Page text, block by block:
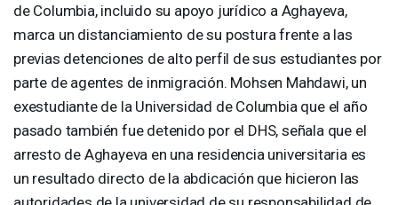
de Columbia, incluido su apoyo jurídico a Aghayeva,
marca un distanciamiento de su postura frente a las
previas detenciones de alto perfil de sus estudiantes por
parte de agentes de inmigración. Mohsen Mahdawi, un
exestudiante de la Universidad de Columbia que el año
pasado también fue detenido por el DHS, señala que el
arresto de Aghayeva en una residencia universitaria es
un resultado directo de la abdicación que hicieron las